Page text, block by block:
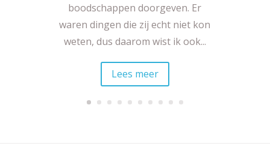
boodschappen doorgeven. Er
waren dingen die zij echt niet kon
weten, dus daarom wist ik ook...
Lees meer